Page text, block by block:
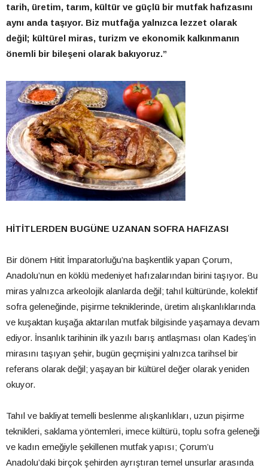
tarih, üretim, tarım, kültür ve güçlü bir mutfak hafızasını
aynı anda taşıyor. Biz mutfağa yalnızca lezzet olarak
değil; kültürel miras, turizm ve ekonomik kalkınmanın
önemli bir bileşeni olarak bakıyoruz.”
HİTİTLERDEN BUGÜNE UZANAN SOFRA HAFIZASI
Bir dönem Hitit İmparatorluğu’na başkentlik yapan Çorum,
Anadolu’nun en köklü medeniyet hafızalarından birini taşıyor. Bu
miras yalnızca arkeolojik alanlarda değil; tahıl kültüründe, kolektif
sofra geleneğinde, pişirme tekniklerinde, üretim alışkanlıklarında
ve kuşaktan kuşağa aktarılan mutfak bilgisinde yaşamaya devam
ediyor. İnsanlık tarihinin ilk yazılı barış antlaşması olan Kadeş’in
mirasını taşıyan şehir, bugün geçmişini yalnızca tarihsel bir
referans olarak değil; yaşayan bir kültürel değer olarak yeniden
okuyor.
Tahıl ve bakliyat temelli beslenme alışkanlıkları, uzun pişirme
teknikleri, saklama yöntemleri, imece kültürü, toplu sofra geleneği
ve kadın emeğiyle şekillenen mutfak yapısı; Çorum’u
Anadolu’daki birçok şehirden ayrıştıran temel unsurlar arasında